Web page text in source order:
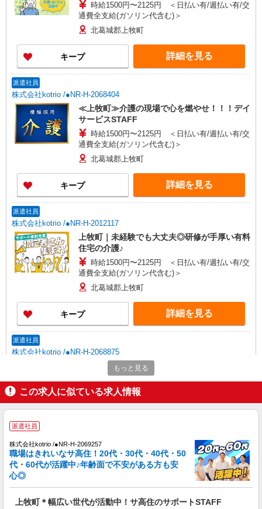
時給1500円〜2125円 ＜日払い有/週払い有/交
通費全支給(ガソリン代含む)＞
北葛城郡上牧町
キープ 詳細を見る
派遣社員
株式会社kotrio /●NR-H-2068404
≪上牧町≫介護の現場で心を燃やせ！！！デイ
サービスSTAFF
時給1500円〜2125円 ＜日払い有/週払い有/交
通費全支給(ガソリン代含む)＞
北葛城郡上牧町
キープ 詳細を見る
派遣社員
株式会社kotrio /●NR-H-2012117
上牧町｜未経験でも大丈夫◎研修が手厚い有料
住宅の介護♪
時給1500円〜2125円 ＜日払い有/週払い有/交
通費全支給(ガソリン代含む)＞
北葛城郡上牧町
キープ 詳細を見る
派遣社員
株式会社kotrio /●NR-H-2068875
上牧町の小さいデイサービス★残業なし♪日勤
のみ◎夜はおうち時間
時給1500円〜2125円 ＜日払い有/週払い有/交
通費全支給(ガソリン代含む)＞
キープ 詳細を見る
派遣社員
株式会社kotrio /●NR-H-2009785
しいサ高住のSTAFF
もっと見る
この求人に似ている求人情報
派遣社員
株式会社kotrio /●NR-H-2069257
職場はきれいなサ高住！20代・30代・40代・50
代・60代が活躍中♪年齢面で不安がある方も安
心◎
上牧町＊幅広い世代が活動中！サ高住のサポートSTAFF